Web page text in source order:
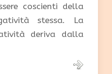
coscienti della
stessa. La
deriva dalla